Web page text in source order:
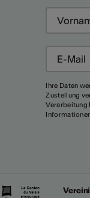
Ihre Daten
Zustellung
Verarbeitung